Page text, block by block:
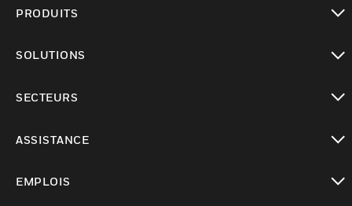
PRODUITS
SOLUTIONS
SECTEURS
ASSISTANCE
EMPLOIS